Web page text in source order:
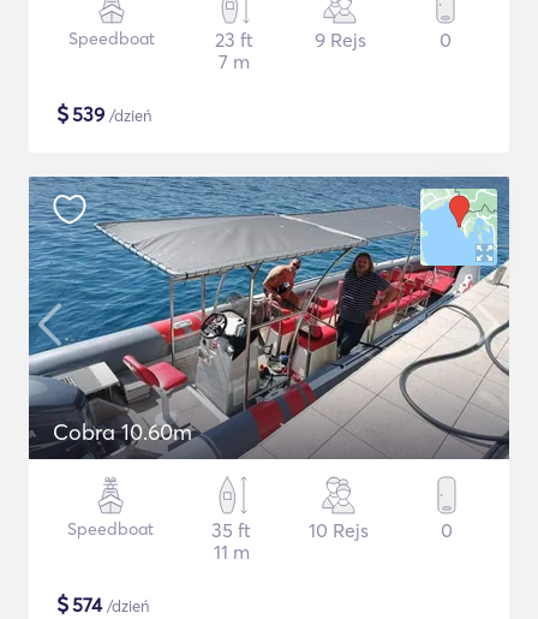
Speedboat
23 ft
7 m
9 Rejs 0
$539 /dzień
Cobra 10.60m
Speedboat
35 ft
11 m
10 Rejs 0
$574/dzień